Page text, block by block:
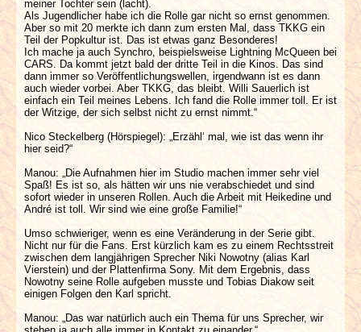
meiner Tochter sein (lacht).
Als Jugendlicher habe ich die Rolle gar nicht so ernst genommen.
Aber so mit 20 merkte ich dann zum ersten Mal, dass TKKG ein
Teil der Popkultur ist. Das ist etwas ganz Besonderes!
Ich mache ja auch Synchro, beispielsweise Lightning McQueen bei
CARS. Da kommt jetzt bald der dritte Teil in die Kinos. Das sind
dann immer so Veröffentlichungswellen, irgendwann ist es dann
auch wieder vorbei. Aber TKKG, das bleibt. Willi Sauerlich ist
einfach ein Teil meines Lebens. Ich fand die Rolle immer toll. Er ist
der Witzige, der sich selbst nicht zu ernst nimmt.“
Nico Steckelberg (Hörspiegel): „Erzähl‘ mal, wie ist das wenn ihr
hier seid?“
Manou: „Die Aufnahmen hier im Studio machen immer sehr viel
Spaß! Es ist so, als hätten wir uns nie verabschiedet und sind
sofort wieder in unseren Rollen. Auch die Arbeit mit Heikedine und
André ist toll. Wir sind wie eine große Familie!“
Umso schwieriger, wenn es eine Veränderung in der Serie gibt.
Nicht nur für die Fans. Erst kürzlich kam es zu einem Rechtsstreit
zwischen dem langjährigen Sprecher Niki Nowotny (alias Karl
Vierstein) und der Plattenfirma Sony. Mit dem Ergebnis, dass
Nowotny seine Rolle aufgeben musste und Tobias Diakow seit
einigen Folgen den Karl spricht.
Manou: „Das war natürlich auch ein Thema für uns Sprecher, wir